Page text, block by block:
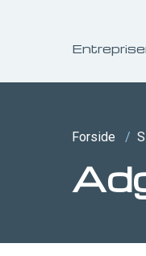
Forside /